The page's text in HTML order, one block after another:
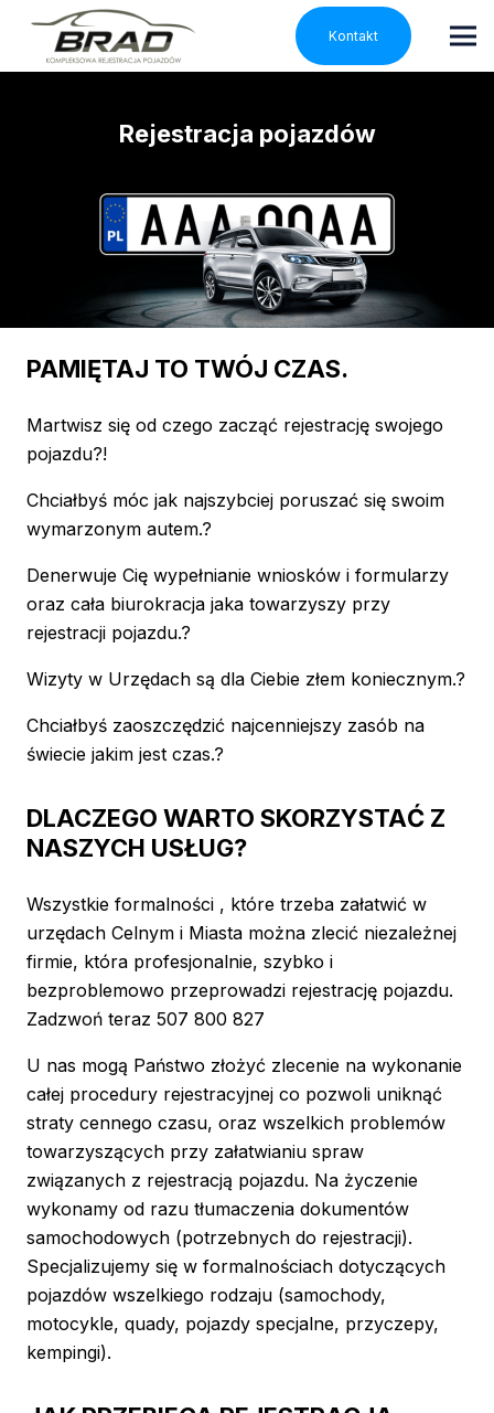
Kontakt
Rejestracja pojazdów
PAMIĘTAJ TO TWÓJ CZAS.
Martwisz się od czego zacząć rejestrację swojego
pojazdu?!
Chciałbyś móc jak najszybciej poruszać się swoim
wymarzonym autem.?
Denerwuje Cię wypełnianie wniosków i formularzy
oraz cała biurokracja jaka towarzyszy przy
rejestracji pojazdu.?
Wizyty w Urzędach są dla Ciebie złem koniecznym.?
Chciałbyś zaoszczędzić najcenniejszy zasób na
świecie jakim jest czas.?
DLACZEGO WARTO SKORZYSTAĆ Z
NASZYCH USŁUG?
Wszystkie formalności , które trzeba załatwić w
urzędach Celnym i Miasta można zlecić niezależnej
firmie, która profesjonalnie, szybko i
bezproblemowo przeprowadzi rejestrację pojazdu.
Zadzwoń teraz 507 800 827
U nas mogą Państwo złożyć zlecenie na wykonanie
całej procedury rejestracyjnej co pozwoli uniknąć
straty cennego czasu, oraz wszelkich problemów
towarzyszących przy załatwianiu spraw
związanych z rejestracją pojazdu. Na życzenie
wykonamy od razu tłumaczenia dokumentów
samochodowych (potrzebnych do rejestracji).
Specjalizujemy się w formalnościach dotyczących
pojazdów wszelkiego rodzaju (samochody,
motocykle, quady, pojazdy specjalne, przyczepy,
kempingi).